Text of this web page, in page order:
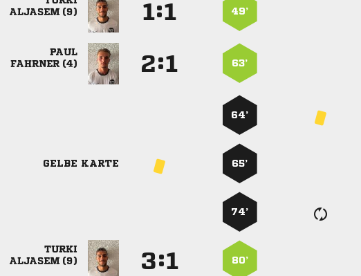
 
: 49’

 
: 63’
64’
GELBE KARTE 65’
74’

 
: 80’